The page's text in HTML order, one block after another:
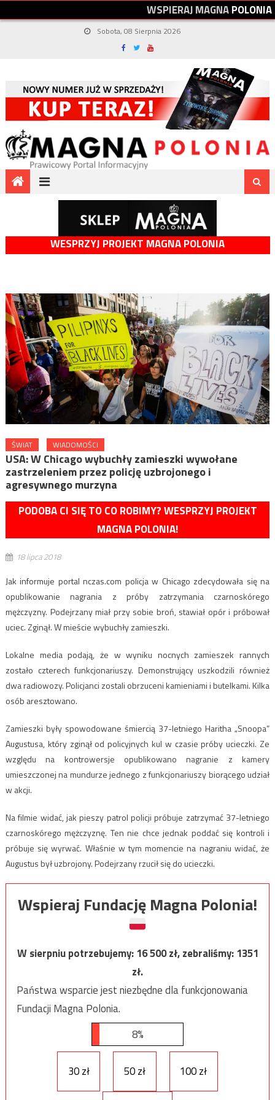
WSPIERAJMAGNAPOLONIA
Sobota, 08 Sierpnia 2026
WESPRZYJ PROJEKT MAGNA POLONIA
ŚWIAT WIADOMOŚCI
USA: W Chicago wybuchły zamieszki wywołane
zastrzeleniem przez policję uzbrojonego i
agresywnego murzyna
PODOBA CI SIĘ TO CO ROBIMY? WESPRZYJ PROJEKT
MAGNA POLONIA!
18 lipca 2018
Jak informuje portal nczas.com policja w Chicago zdecydowała się na
opublikowanie nagrania z próby zatrzymania czarnoskórego
mężczyzny. Podejrzany miał przy sobie broń, stawiał opór i próbował
uciec. Zginął. W mieście wybuchły zamieszki.
Lokalne media podają, że w wyniku nocnych zamieszek rannych
zostało czterech funkcjonariuszy. Demonstrujący uszkodzili również
dwa radiowozy. Policjanci zostali obrzuceni kamieniami i butelkami. Kilka
osób aresztowano.
Zamieszki były spowodowane śmiercią 37-letniego Haritha „Snoopa”
Augustusa, który zginął od policyjnych kul w czasie próby ucieczki. Ze
względu na kontrowersje opublikowano nagranie z kamery
umieszczonej na mundurze jednego z funkcjonariuszy biorącego udział
w akcji.
Na filmie widać, jak pieszy patrol policji próbuje zatrzymać 37-letniego
czarnoskórego mężczyznę. Ten nie chce jednak poddać się kontroli i
próbuje się wyrwać. Właśnie w tym momencie na nagraniu widać, że
Augustus był uzbrojony. Podejrzany rzucił się do ucieczki.
Wspieraj Fundację Magna Polonia!
W sierpniu potrzebujemy:16 500zł, zebraliśmy:1351
zł.
Państwa wsparcie jest niezbędne dla funkcjonowania
Fundacji Magna Polonia.
8%
30 zł 50 zł 100 zł